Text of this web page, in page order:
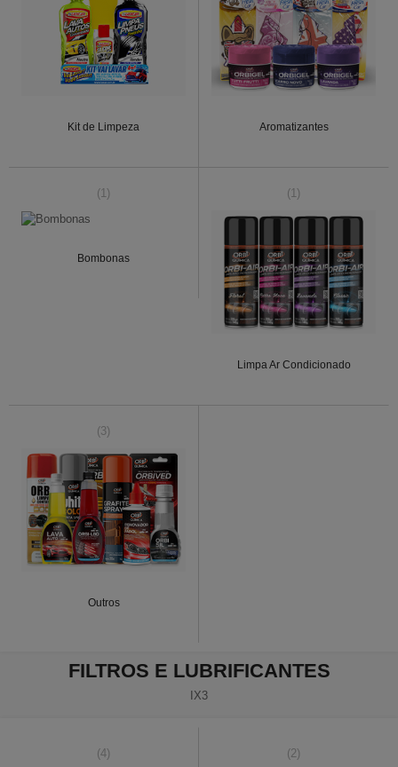
Kit de Limpeza Aromatizantes
(1)
Bombonas
(1)
Limpa Ar Condicionado
(3)
Outros
FILTROS E LUBRIFICANTES
IX3
(4) (2)